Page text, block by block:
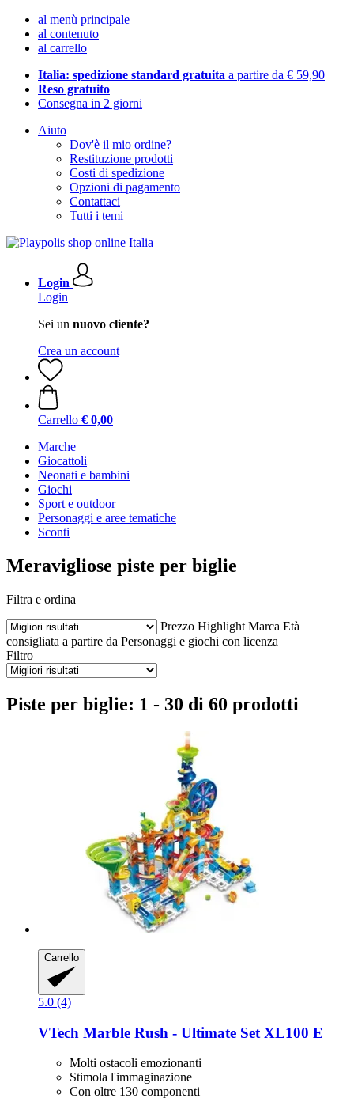
al menù principale
al contenuto
al carrello
Italia: spedizione standard gratuita a partire da € 59,90
Reso gratuito
Consegna in 2 giorni
Aiuto
Dov'è il mio ordine?
Restituzione prodotti
Costi di spedizione
Opzioni di pagamento
Contattaci
Tutti i temi
Login
Login
Sei un nuovo cliente?
Crea un account
Carrello € 0,00
Marche
Giocattoli
Neonati e bambini
Giochi
Sport e outdoor
Personaggi e aree tematiche
Sconti
Meravigliose piste per biglie
Filtra e ordina
Prezzo Highlight Marca Età
consigliata a partire da Personaggi e giochi con licenza
Filtro
Piste per biglie: 1 - 30 di 60 prodotti
Carrello
5.0 (4)
VTech Marble Rush -​ Ultimate Set XL100 E
Molti ostacoli emozionanti
Stimola l'immaginazione
Con oltre 130 componenti